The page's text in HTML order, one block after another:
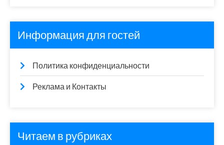
Информация для гостей
Политика конфиденциальности
Реклама и Контакты
Читаем в рубриках